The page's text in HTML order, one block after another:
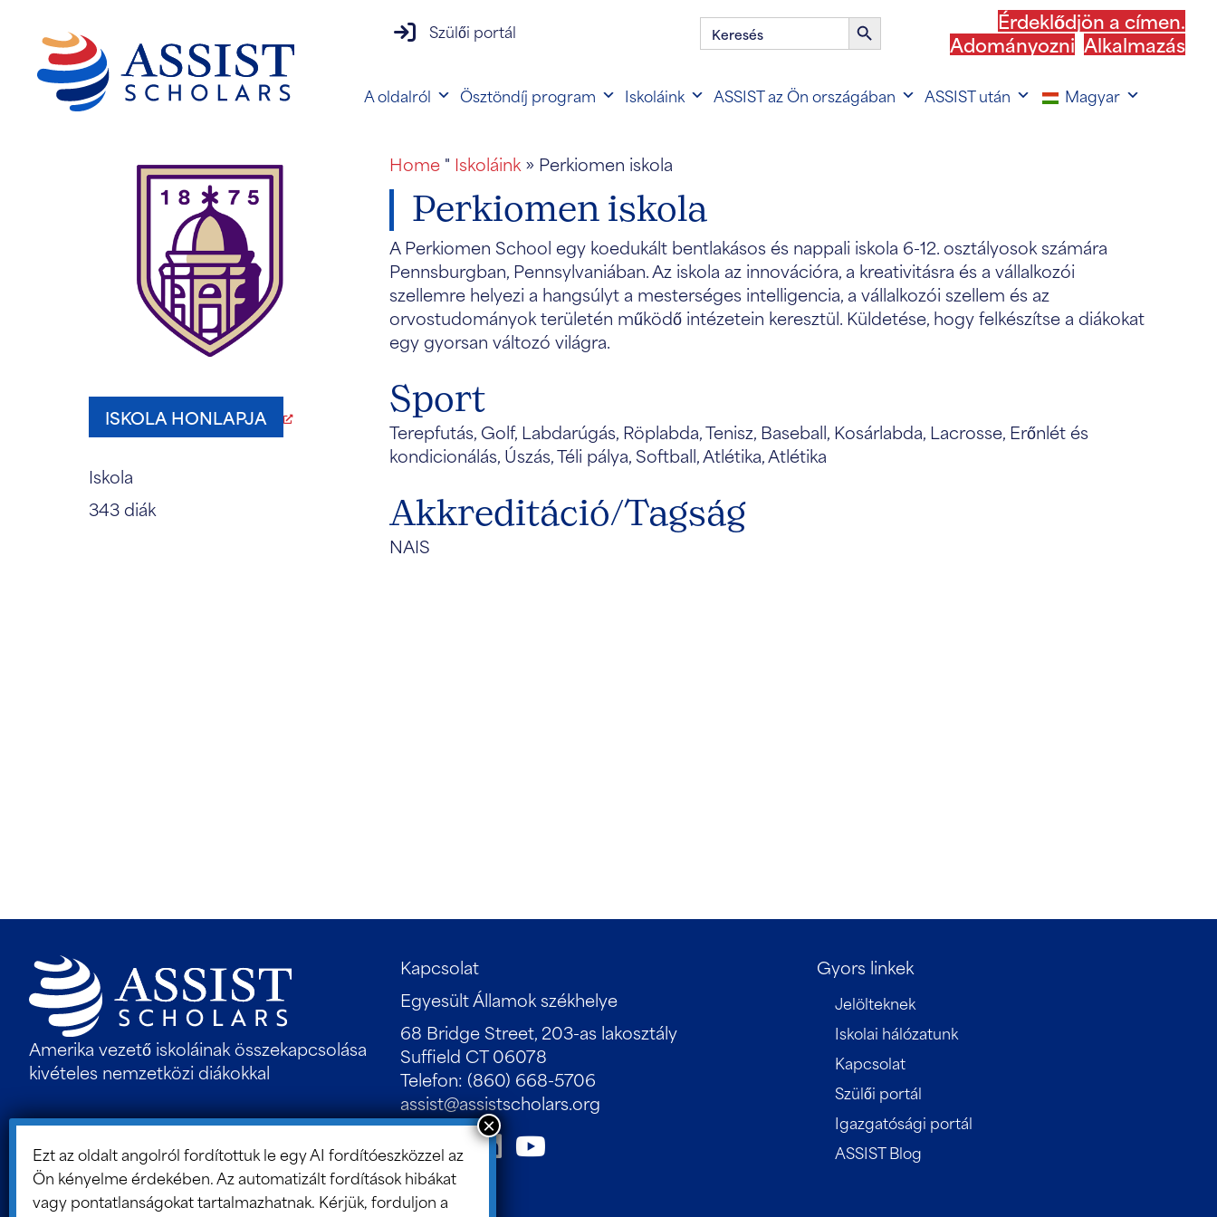
szülői portál bejelentkezés
Szülői portál Keresés: Keresés
gomb
Érdeklődjön a címen.
Adományozni Alkalmazás
A oldalról Ösztöndíj program Iskoláink ASSIST az Ön országában ASSIST után Magyar
ISKOLA HONLAPJA
Iskola
343 diák
Home " Iskoláink» Perkiomen iskola
Perkiomen iskola
A Perkiomen School egy koedukált bentlakásos és nappali iskola 6-12. osztályosok számára
Pennsburgban, Pennsylvaniában. Az iskola az innovációra, a kreativitásra és a vállalkozói
szellemre helyezi a hangsúlyt a mesterséges intelligencia, a vállalkozói szellem és az
orvostudományok területén működő intézetein keresztül. Küldetése, hogy felkészítse a diákokat
egy gyorsan változó világra.
Sport
Terepfutás, Golf, Labdarúgás, Röplabda, Tenisz, Baseball, Kosárlabda, Lacrosse, Erőnlét és
kondicionálás, Úszás, Téli pálya, Softball, Atlétika, Atlétika
Akkreditáció/Tagság
NAIS
Amerika vezető iskoláinak összekapcsolása
kivételes nemzetközi diákokkal
Kapcsolat
Egyesült Államok székhelye
68 Bridge Street, 203-as lakosztály
Suffield CT 06078
Telefon: (860) 668-5706
assist@assistscholars.org
Gyors linkek
Jelölteknek
Iskolai hálózatunk
Kapcsolat
Szülői portál
Igazgatósági portál
ASSIST Blog
Ezt az oldalt angolról fordítottuk le egy AI fordítóeszközzel az
Ön kényelme érdekében. Az automatizált fordítások hibákat
vagy pontatlanságokat tartalmazhatnak. Kérjük, forduljon a